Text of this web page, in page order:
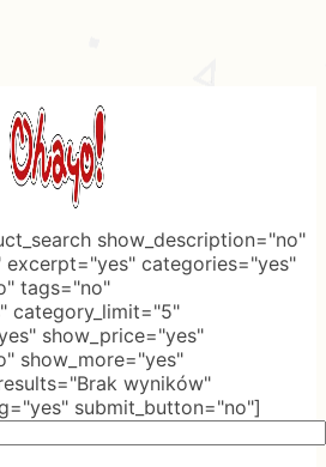
show_description="no"
categories="yes"
tags="no"
category_limit="5"
show_price="yes"
show_more="yes"
wyników"
submit_button="no"]